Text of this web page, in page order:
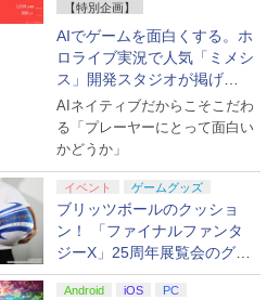
【特別企画】
AIでゲームを面白くする。ホ
ロライブ実況で人気「ミメシ
ス」開発スタジオが掲げ
る“AI活用の信念”とは？【講
演レポート】
AIネイティブだからこそこだわ
る「プレーヤーにとって面白い
かどうか」
イベント ゲームグッズ
ブリッツボールのクッショ
ン！ 「ファイナルファンタ
ジーX」25周年展覧会のグッ
ズ情報が公開
Android iOS PC